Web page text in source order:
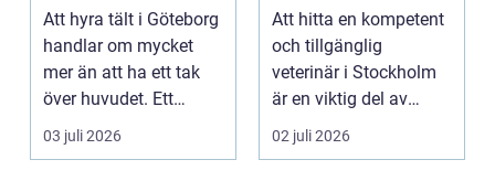
och event
Att hyra tält i Göteborg
handlar om mycket
mer än att ha ett tak
över huvudet. Ett
genomtänkt tält s...
03 juli 2026
Att hitta en kompetent
och tillgänglig
veterinär i Stockholm
är en viktig del av
ansvaret som djuräg...
02 juli 2026